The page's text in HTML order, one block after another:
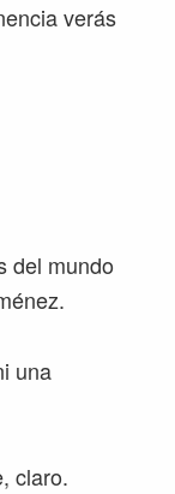
verás
del mundo
una
claro.